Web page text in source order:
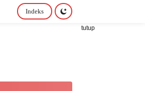
Indeks
tutup